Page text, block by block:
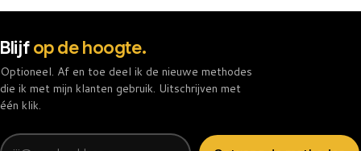
Blijfop de hoogte.
Optioneel. Af en toe deel ik de nieuwe methodes
die ik met mijn klanten gebruik. Uitschrijven met
één klik.
E-mail